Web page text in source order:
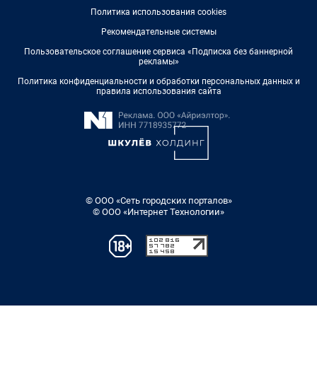
Политика использования cookies
Рекомендательные системы
Пользовательское соглашение сервиса «Подписка без баннерной
рекламы»
Политика конфиденциальности и обработки персональных данных и
правила использования сайта
© ООО «Сеть городских порталов»
© ООО «Интернет Технологии»